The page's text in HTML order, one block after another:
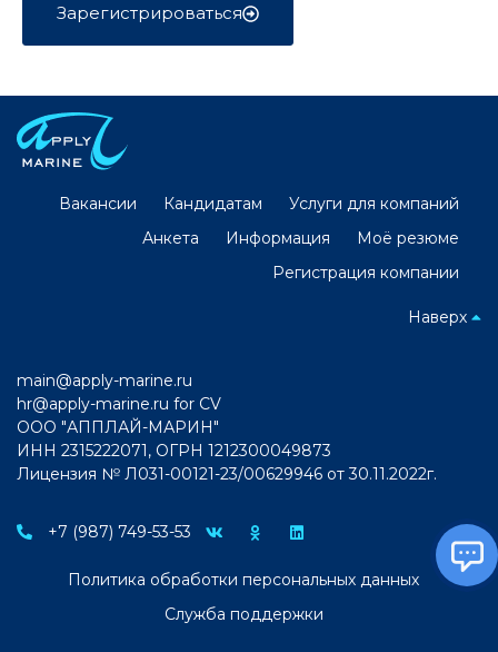
Зарегистрироваться
Вакансии Кандидатам
Услуги для компаний
Анкета
Информация
Моё резюме
Регистрация компании
Наверх
main@apply-marine.ru
hr@apply-marine.ru for CV
ООО "АППЛАЙ-МАРИН"
ИНН 2315222071, ОГРН 1212300049873
Лицензия № Л031-00121-23/00629946 от 30.11.2022г.
+7 (987) 749-53-53
Политика обработки персональных данных
Служба поддержки